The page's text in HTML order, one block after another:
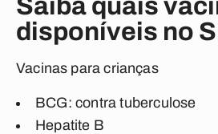
Saiba quais
disponíveis no
Vacinas para crianças
BCG: contra tuberculose
Hepatite B